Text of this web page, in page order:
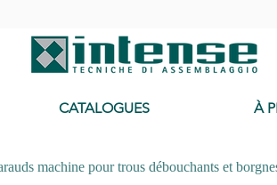
CATALOGUES À
machine pour trous débouchants et